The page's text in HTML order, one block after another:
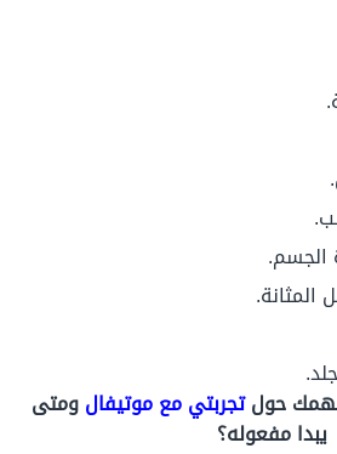
الجسم.
المثانة.
حولتجربتي مع موتيفالومتى
يبدا مفعوله؟